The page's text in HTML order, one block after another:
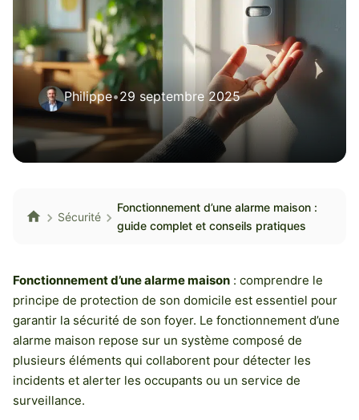
Philippe•29 septembre 2025
Sécurité
Fonctionnement d’une alarme maison :
guide complet et conseils pratiques
Fonctionnement d’une alarme maison : comprendre le
principe de protection de son domicile est essentiel pour
garantir la sécurité de son foyer. Le fonctionnement d’une
alarme maison repose sur un système composé de
plusieurs éléments qui collaborent pour détecter les
incidents et alerter les occupants ou un service de
surveillance.